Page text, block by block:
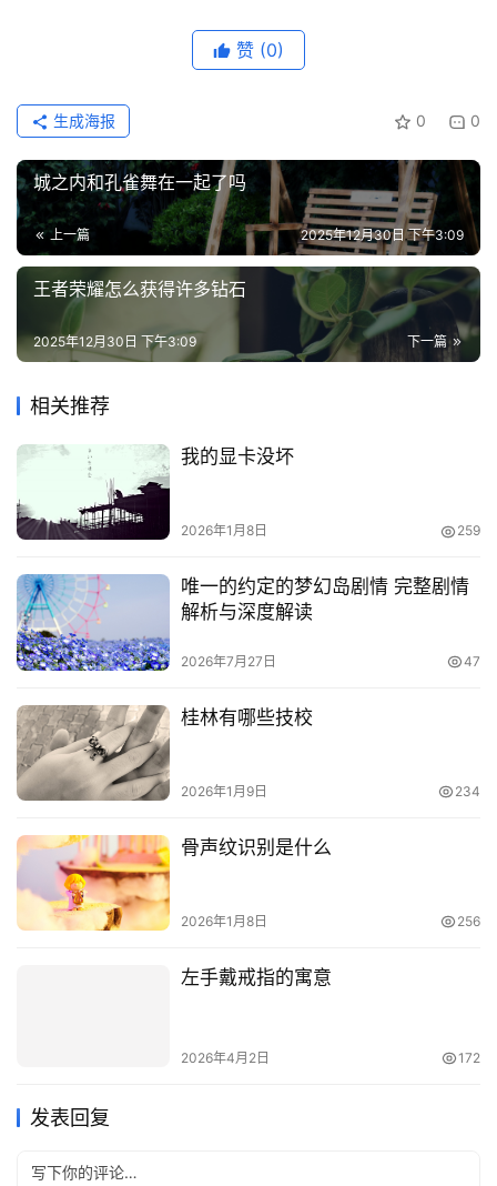
赞 (0)
0 0
生成海报
城之内和孔雀舞在一起了吗
上一篇 2025年12月30日 下午3:09
王者荣耀怎么获得许多钻石
下一篇
2025年12月30日 下午3:09
相关推荐
我的显卡没坏
2026年1月8日 259
唯一的约定的梦幻岛剧情 完整剧情
解析与深度解读
2026年7月27日 47
桂林有哪些技校
2026年1月9日 234
骨声纹识别是什么
2026年1月8日 256
左手戴戒指的寓意
2026年4月2日 172
发表回复